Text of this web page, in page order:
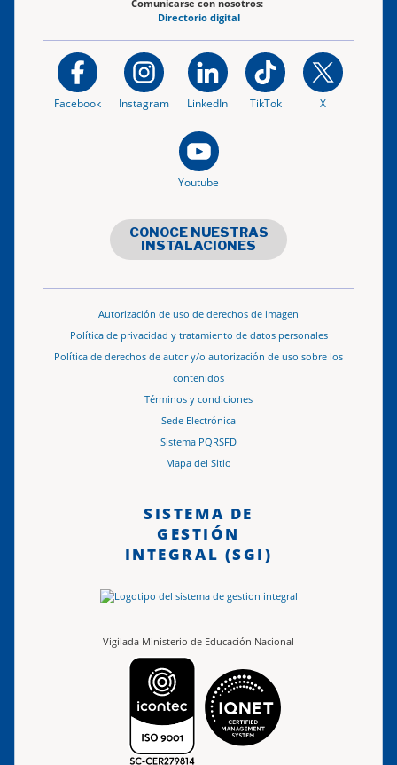
Comunicarse con nosotros:
Directorio digital
Facebook Instagram LinkedIn TikTok X
Youtube
CONOCE NUESTRAS
INSTALACIONES
Autorización de uso de derechos de imagen
Política de privacidad y tratamiento de datos personales
Política de derechos de autor y/o autorización de uso sobre los
contenidos
Términos y condiciones
Sede Electrónica
Sistema PQRSFD
Mapa del Sitio
SISTEMA DE
GESTIÓN
INTEGRAL (SGI)
Vigilada Ministerio de Educación Nacional